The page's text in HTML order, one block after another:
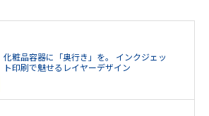
化粧品容器に「奥行き」を。 インクジェッ
ト印刷で魅せるレイヤーデザイン